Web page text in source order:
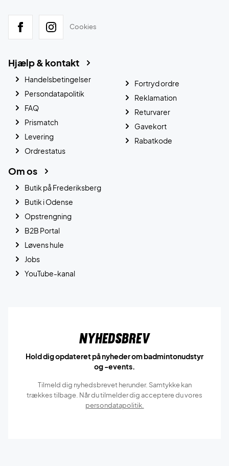
Cookies
Hjælp & kontakt
Handelsbetingelser
Persondatapolitik
FAQ
Prismatch
Levering
Ordrestatus
Fortryd ordre
Reklamation
Returvarer
Gavekort
Rabatkode
Om os
Butik på Frederiksberg
Butik i Odense
Opstrengning
B2B Portal
Løvens hule
Jobs
YouTube-kanal
Nyhedsbrev
Hold dig opdateret på nyheder om badmintonudstyr
og -events.
Tilmeld dig nyhedsbrevet herunder. Samtykke kan
trækkes tilbage. Når du tilmelder dig acceptere du vores
persondatapolitik.